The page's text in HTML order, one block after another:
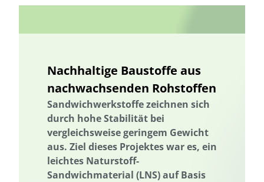
Nachhaltige Baustoffe aus
nachwachsenden Rohstoffen
Sandwichwerkstoffe zeichnen sich
durch hohe Stabilität bei
vergleichsweise geringem Gewicht
aus. Ziel dieses Projektes war es, ein
leichtes Naturstoff-
Sandwichmaterial (LNS) auf Basis